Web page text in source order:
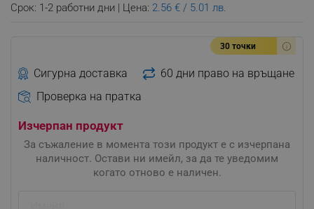
Срок: 1-2 работни дни | Цена: 2.56 € / 5.01 лв.
30 точки
Сигурна доставка
60 дни право на връщане
Проверка на пратка
Изчерпан продукт
За съжаление в момента този продукт е с изчерпана
наличност. Остави ни имейл, за да те уведомим
когато отново е наличен.